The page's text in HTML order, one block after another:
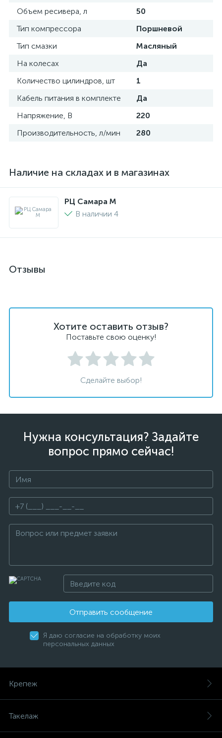
Объем ресивера, л
50
Тип компрессора
Поршневой
Тип смазки
Масляный
На колесах
Да
Количество цилиндров, шт
1
Кабель питания в комплекте
Да
Напряжение, В
220
Производительность, л/мин
280
Наличие на складах и в магазинах
РЦ Самара M
В наличии 4
Отзывы
Хотите оставить отзыв?
Поставьте свою оценку!
Сделайте выбор!
Нужна консультация? Задайте
вопрос прямо сейчас!
Отправить сообщение
Я даю согласие на обработку моих
персональных данных
Крепеж
Такелаж